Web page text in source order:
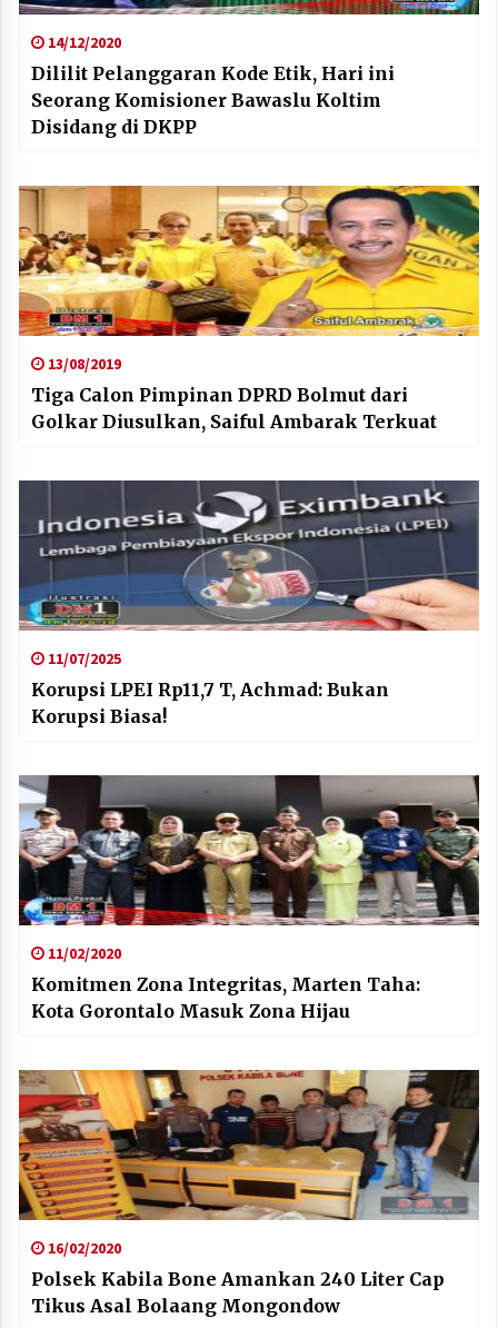
14/12/2020
Dililit Pelanggaran Kode Etik, Hari ini
Seorang Komisioner Bawaslu Koltim
Disidang di DKPP
13/08/2019
Tiga Calon Pimpinan DPRD Bolmut dari
Golkar Diusulkan, Saiful Ambarak Terkuat
11/07/2025
Korupsi LPEI Rp11,7 T, Achmad: Bukan
Korupsi Biasa!
11/02/2020
Komitmen Zona Integritas, Marten Taha:
Kota Gorontalo Masuk Zona Hijau
16/02/2020
Polsek Kabila Bone Amankan 240 Liter Cap
Tikus Asal Bolaang Mongondow